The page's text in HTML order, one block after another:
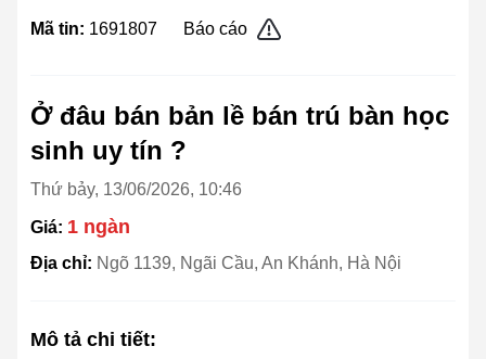
Mã tin: 1691807 Báo cáo
Ở đâu bán bản lề bán trú bàn học
sinh uy tín ?
Thứ bảy, 13/06/2026, 10:46
Giá: 1 ngàn
Địa chỉ: Ngõ 1139, Ngãi Cầu, An Khánh, Hà Nội
Mô tả chi tiết: